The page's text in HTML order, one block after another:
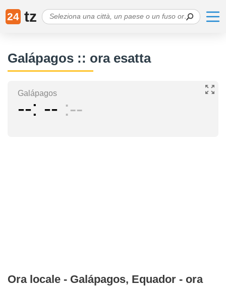
24 tz
Galápagos :: ora esatta
Galápagos
-- -- --
Ora locale - Galápagos, Equador - ora